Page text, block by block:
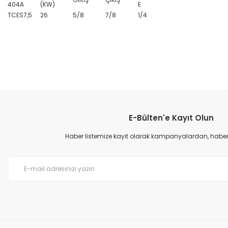
404A
(KW)
E
TCES7,5
26 5/8 7/8 1/4
Ürün resmi kalitesiz, bozuk veya görüntülenemiyor.
Ürün açıklamasında eksik bilgiler bulunuyor.
E-Bülten'e Kayıt Olun
Haber listemize kayıt olarak kampanyalardan,